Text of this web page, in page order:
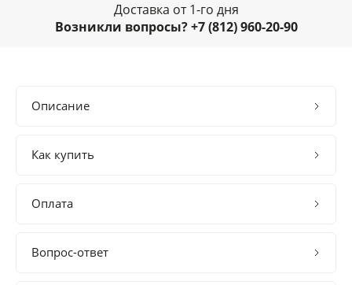
Доставка от 1-го дня
Возникли вопросы? +7 (812) 960-20-90
Описание
Как купить
Оплата
Вопрос-ответ